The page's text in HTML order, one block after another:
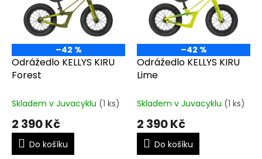
d
–42 %
Odrážedlo KELLYS KIRU
Forest
Skladem v Juvacyklu (1 ks)
2 390 Kč
Do košíku
–42 %
Odrážedlo KELLYS KIRU
Lime
Skladem v Juvacyklu (1 ks)
2 390 Kč
Do košíku